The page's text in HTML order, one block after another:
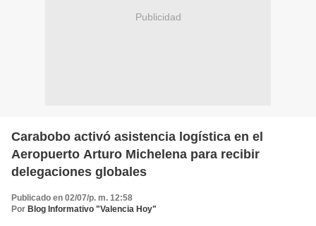
Publicidad
Carabobo activó asistencia logística en el
Aeropuerto Arturo Michelena para recibir
delegaciones globales
Publicado en 02/07/p. m. 12:58
Por Blog Informativo "Valencia Hoy"